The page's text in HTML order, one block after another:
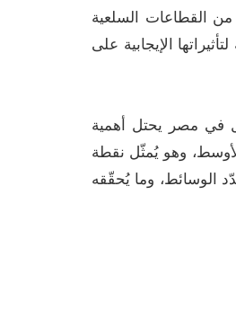
من القطاعات السلعية
الإيجابية على
في مصر يحتل أهمية
وهو يُمثّل نقطة
الوسائط، وما يُحقّقه